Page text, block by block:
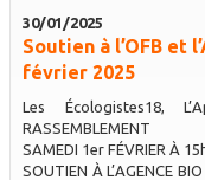
30/01/2025
Soutien à l’OFB et
février 2025
Les Écologistes18,
RASSEMBLEMENT
SAMEDI 1er FÉVRIER À
SOUTIEN À L’AGENCE